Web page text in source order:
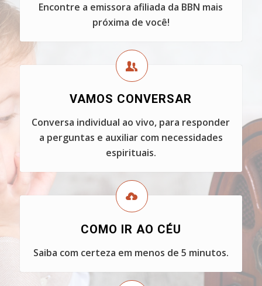
Encontre a emissora afiliada da BBN mais
próxima de você!
VAMOS CONVERSAR
Conversa individual ao vivo, para responder
a perguntas e auxiliar com necessidades
espirituais.
COMO IR AO CÉU
Saiba com certeza em menos de 5 minutos.